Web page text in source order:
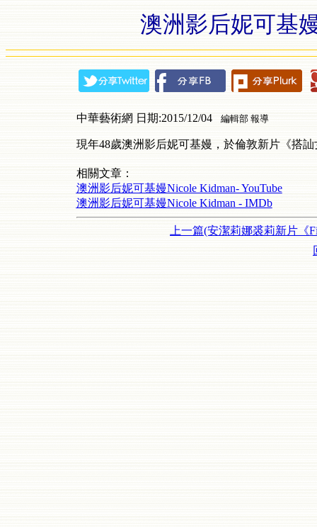
澳洲影后妮可基
中華藝術網 日期:2015/12/04 編輯部 報導
現年48歲澳洲影后妮可基嫚，於倫敦新片《搭訕
相關文章：
澳洲影后妮可基嫚Nicole Kidman- YouTube
澳洲影后妮可基嫚Nicole Kidman - IMDb
上一篇(安潔莉娜裘莉新片《